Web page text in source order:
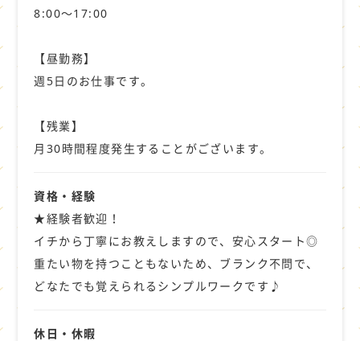
残業なし・日払い・夜間・夜勤・未経験ＯＫ
新着・急募のお仕事
主婦（主夫）が活躍できるお仕事
いろいろなお仕事をご用意しています。
幅広い年代が活躍しています。
短期のお仕事や
アルバイトやパートでは
ちょっと物足りないという方も
8:00～17:00
【昼勤務】
週5日のお仕事です。
【残業】
月30時間程度発生することがございます。
資格・経験
★経験者歓迎！
イチから丁寧にお教えしますので、安心スタート◎
重たい物を持つこともないため、ブランク不問で、
どなたでも覚えられるシンプルワークです♪
休日・休暇